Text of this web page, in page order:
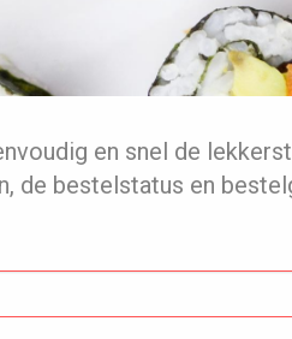
en snel de
de bestelstatus en